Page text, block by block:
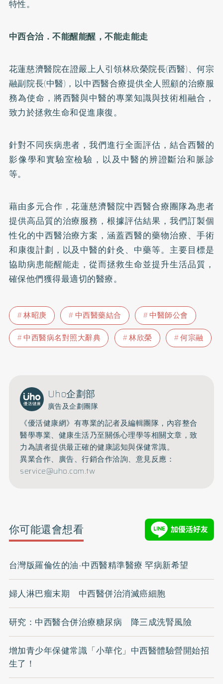
特性。
中西合治．不能醒能醒，不能走能走
花蓮慈濟醫院在證嚴上人引領林欣榮院長(西醫)、何宗
融副院長(中醫)，以中西醫合療提供全人照顧的治療服
務為使命，將西醫與中醫的專業知識與技術相融合，
致力於拯救生命和促進康復。
針對不同疾病患者，我們進行全面評估，結合西醫的
影像學和實驗室檢驗，以及中醫的辨證斷治和脈診
等。
藉由多元合作，花蓮慈濟醫院中西醫合療團隊為患者
提供高品質的治療服務，根據評估結果，我們訂製個
性化的中西醫治療方案，涵蓋西醫的藥物治療、手術
和康復計劃，以及中醫的針灸、中藥等。主要目標是
協助病患能醒能走，從而拯救生命並提升生活品質，
確保他們獲得最適切的醫療。
林昭庚 中西醫藥結合
中醫師公會
中西醫病名對照大辭典
林欣榮 何宗融
Uho企劃部
廣告及企劃團隊
《優活健康網》有專業的記者及編輯團隊，內容整合
醫學專業、健康生活乃至關係心理學等相關文章，致
力為讀者提供最正確的健康認知與保健常識。
異業合作、廣告、行銷合作洽詢、意見反應：
service@uho.com.tw
你可能還會想看
台灣版羅倫佐的油-中西醫精準醫療 罕病新希望
婦人淋巴瘤末期 中西醫併治消滅癌細胞
研究：中西醫合併治療糖尿病 降三成洗腎風險
增加青少年保健常識「小華佗」中西醫體驗營開始招
生了！